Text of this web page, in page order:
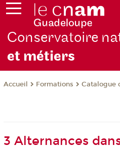
Conservatoire na
et métiers
Accueil Formations Catalogue
3 Alternances